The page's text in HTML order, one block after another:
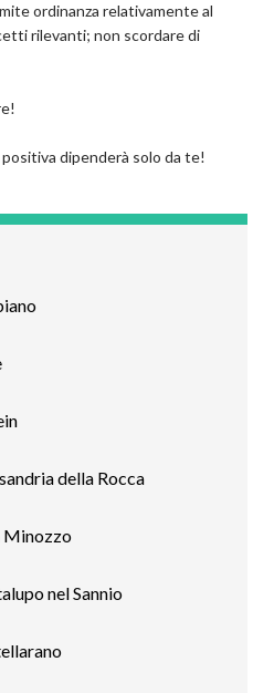
ordinanza relativamente al
rilevanti; non scordare di
dipenderà solo da te!
della Rocca
Minozzo
nel Sannio